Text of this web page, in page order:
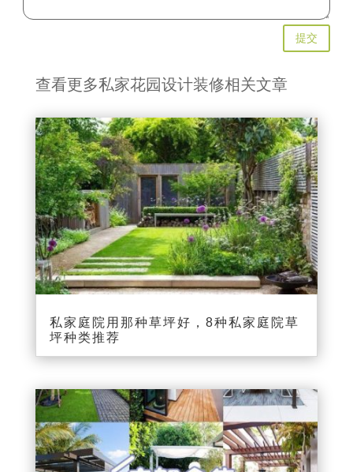
提交
查看更多私家花园设计装修相关文章
私家庭院用那种草坪好，8种私家庭院草
坪种类推荐